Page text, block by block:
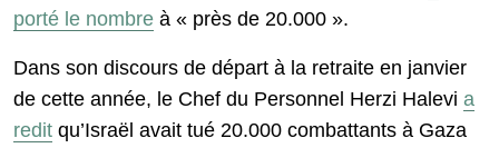
porté le nombre à « près de 20.000 ».
Dans son discours de départ à la retraite en janvier
de cette année, le Chef du Personnel Herzi Halevi a
redit qu’Israël avait tué 20.000 combattants à Gaza